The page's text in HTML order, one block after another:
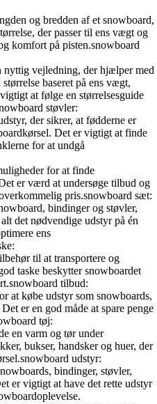
og bredden af et snowboard,
der passer til ens vægt og
komfort på pisten.snowboard
nyttig vejledning, der hjælper med
baseret på ens vægt,
at følge en størrelsesguide
støvler:
der sikrer, at fødderne er
Det er vigtigt at finde
for at undgå
for at finde
er værd at undersøge tilbud og
pris.snowboard sæt:
bindinger og støvler,
det nødvendige udstyr på én
ens
til at transportere og
taske beskytter snowboardet
tilbud:
at købe udstyr som snowboards,
er en god måde at spare penge
tøj:
en varm og tør under
bukser, handsker og huer, der
udstyr:
bindinger, støvler,
er vigtigt at have det rette udstyr